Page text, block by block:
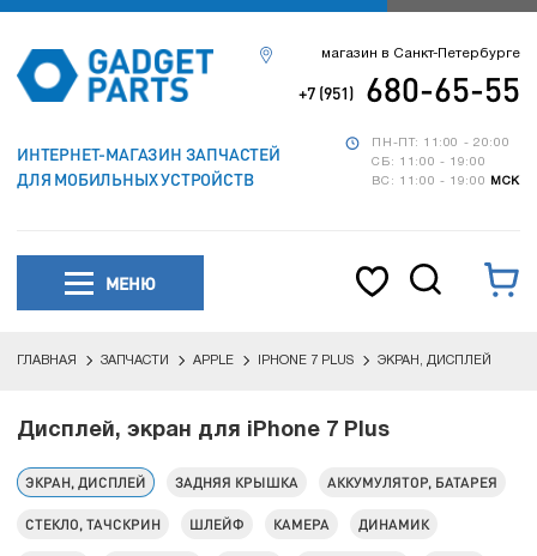
ИНТЕРНЕТ-МАГАЗИН ЗАПЧАСТЕЙ
ДЛЯ МОБИЛЬНЫХ УСТРОЙСТВ
ПН-ПТ: 11:00 - 20:00
СБ: 11:00 - 19:00
ВС: 11:00 - 19:00
МСК
магазин в Санкт-Петербурге
+7 (951) 680-65-55
МЕНЮ
ГЛАВНАЯ ЗАПЧАСТИ APPLE IPHONE 7 PLUS ЭКРАН, ДИСПЛЕЙ
Дисплей, экран для iPhone 7 Plus
ЭКРАН, ДИСПЛЕЙ ЗАДНЯЯ КРЫШКА АККУМУЛЯТОР, БАТАРЕЯ
СТЕКЛО, ТАЧСКРИН ШЛЕЙФ КАМЕРА ДИНАМИК